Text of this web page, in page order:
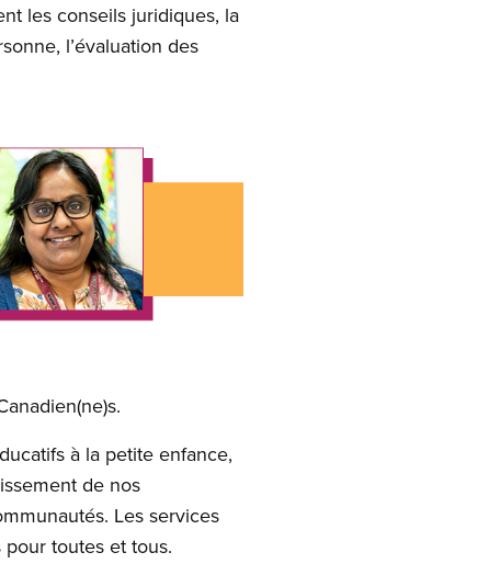
les conseils juridiques, la
l’évaluation des
à la petite enfance,
de nos
Les services
toutes et tous.